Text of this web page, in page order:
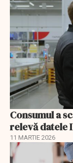
Consumul a
relevă datele
11 MARTIE 2026